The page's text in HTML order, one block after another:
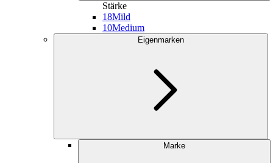
Stärke
18Mild
10Medium
Eigenmarken
Marke